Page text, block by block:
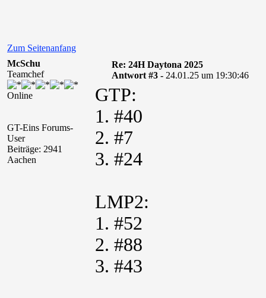
Zum Seitenanfang
McSchu
Teamchef
Online
GT-Eins Forums-
User
Beiträge: 2941
Aachen
Re: 24H Daytona 2025
Antwort #3 - 24.01.25 um 19:30:46
GTP:
1. #40
2. #7
3. #24
LMP2:
1. #52
2. #88
3. #43